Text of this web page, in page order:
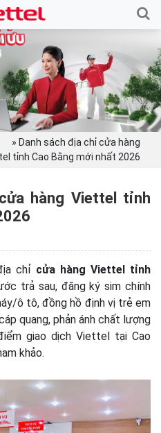
» Danh sách địa chỉ cửa hàng
tỉnh Cao Bằng mới nhất 2026
hàng Viettel tỉnh
chỉ cửa hàng Viettel tỉnh
trả sau, đăng ký sim chính
ô tô, đồng hồ định vị trẻ em
quang, phản ánh chất lượng
giao dịch Viettel tại Cao
khảo.